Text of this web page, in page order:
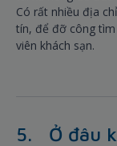
Có rất nhiều địa
tín, để đỡ công
viên khách sạn.
5. Ở đâu